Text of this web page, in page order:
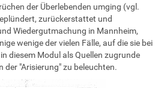
der Überlebenden umging (vgl.
zurückerstattet und
Wiedergutmachung in Mannheim,
wenige der vielen Fälle, auf die sie bei
diesem Modul als Quellen zugrunde
der "Arisierung" zu beleuchten.